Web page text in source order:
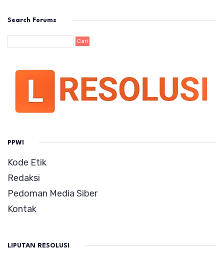
Search Forums
PPWI
Kode Etik
Redaksi
Pedoman Media Siber
Kontak
LIPUTAN RESOLUSI